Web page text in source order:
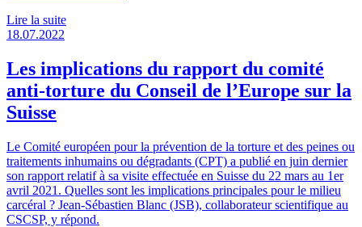
Lire la suite
18.07.2022
Les implications du rapport du comité
anti-torture du Conseil de l’Europe sur la
Suisse
Le Comité européen pour la prévention de la torture et des peines ou
traitements inhumains ou dégradants (CPT) a publié en juin dernier
son rapport relatif à sa visite effectuée en Suisse du 22 mars au 1er
avril 2021. Quelles sont les implications principales pour le milieu
carcéral ? Jean-Sébastien Blanc (JSB), collaborateur scientifique au
CSCSP, y répond.